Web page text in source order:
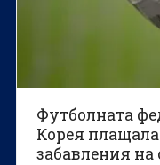
Футболната
Корея
забавления